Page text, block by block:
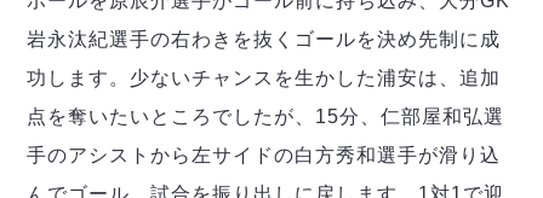
しながわシティ
ペスカドーラ町田
湘南ベルマーレ
ボアルース長野
名古屋オーシャンズFOLLOW US!
岩永汰紀選手の右わきを抜くゴールを決め先制に成
功します。少ないチャンスを生かした浦安は、追加
点を奪いたいところでしたが、15分、仁部屋和弘選
手のアシストから左サイドの白方秀和選手が滑り込
んでゴール。試合を振り出しに戻します。1対1で迎